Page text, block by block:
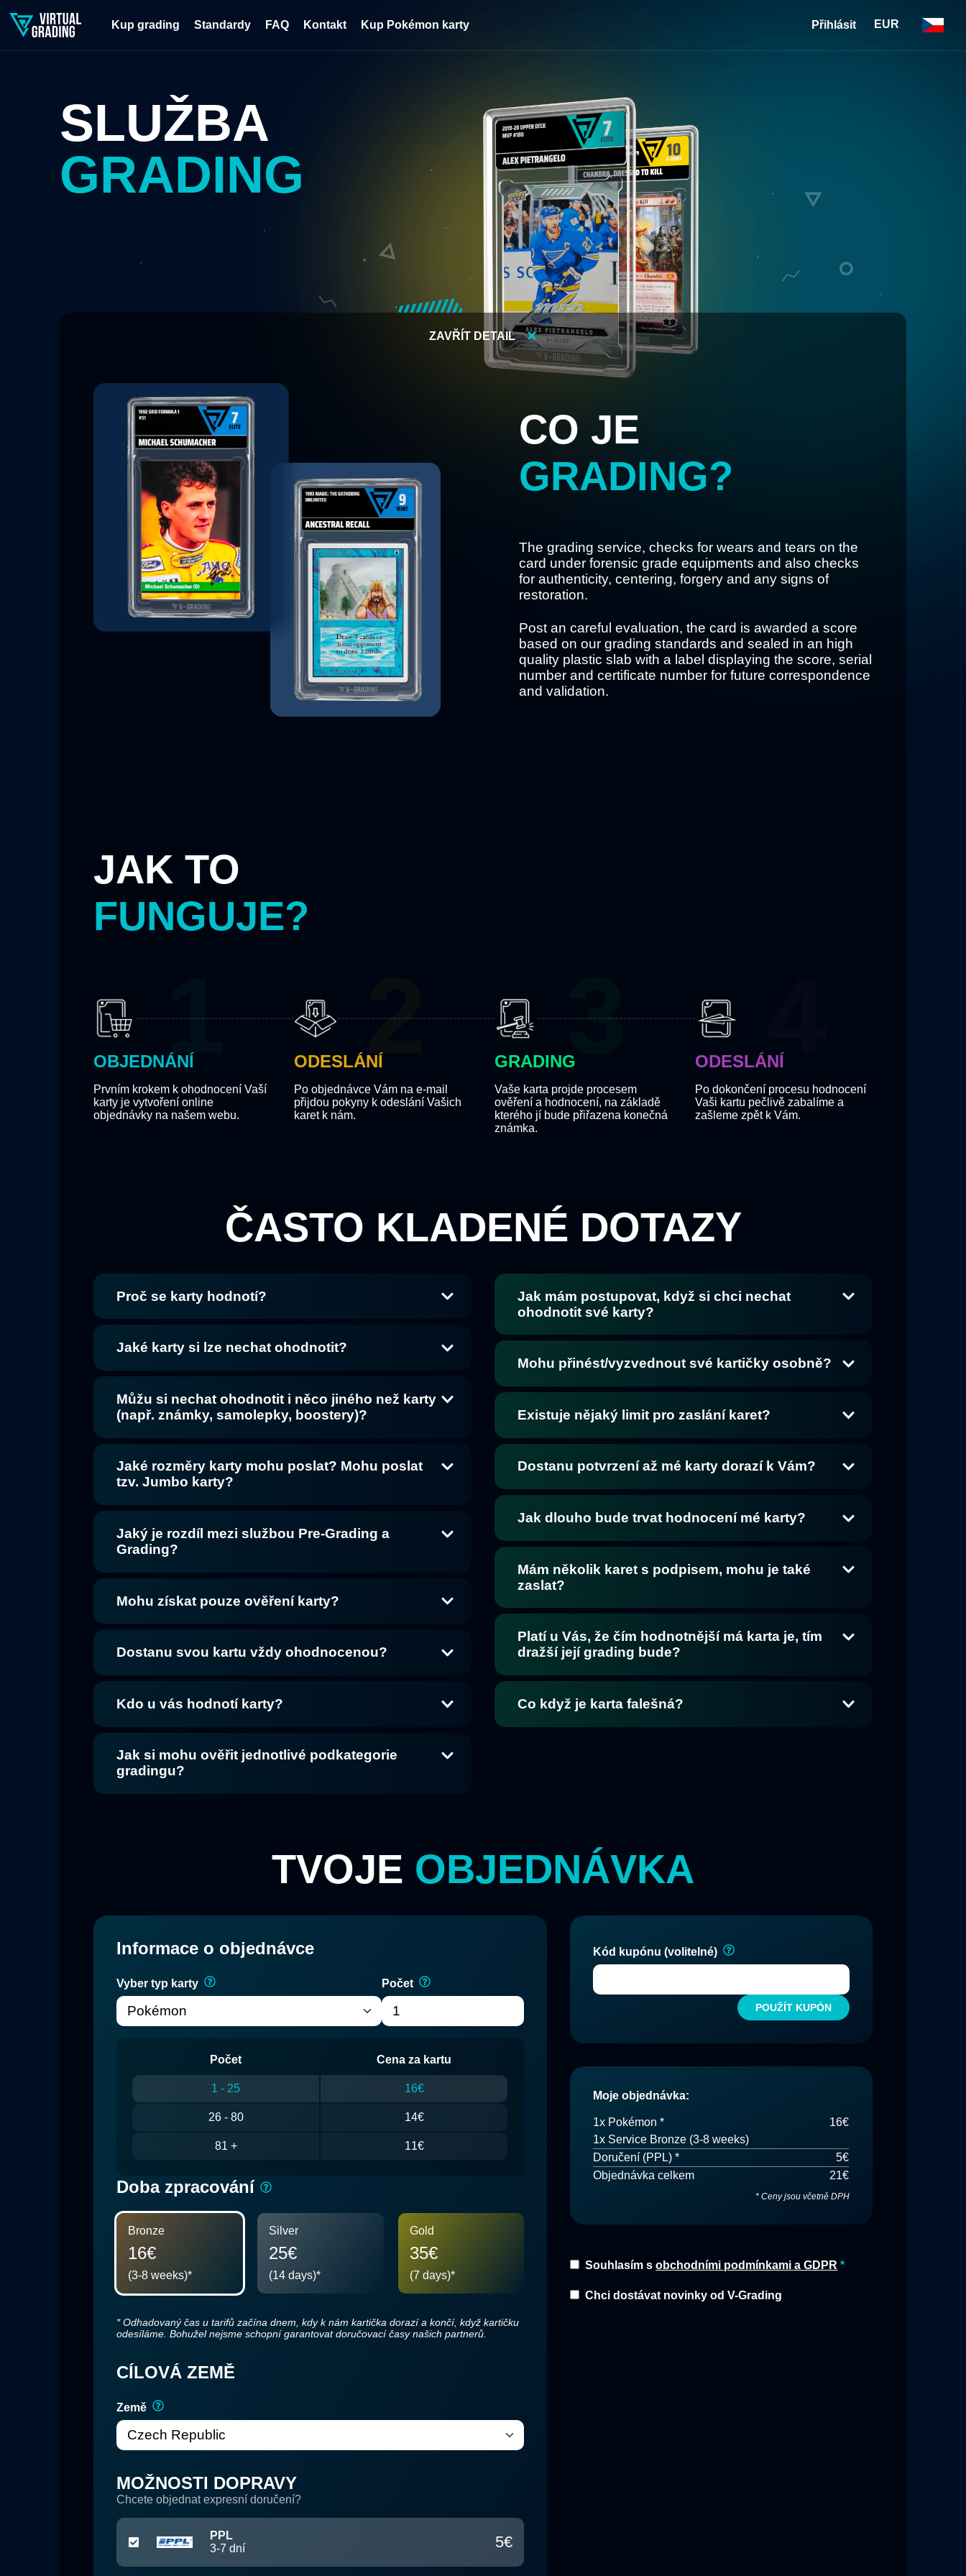
Kup grading Standardy FAQ Kontakt Kup Pokémon karty Přihlásit EUR
SLUŽBA
GRADING
ZAVŘÍT DETAIL
CO JE
GRADING?
The grading service, checks for wears and tears on the
card under forensic grade equipments and also checks
for authenticity, centering, forgery and any signs of
restoration.
Post an careful evaluation, the card is awarded a score
based on our grading standards and sealed in an high
quality plastic slab with a label displaying the score, serial
number and certificate number for future correspondence
and validation.
JAK TO
FUNGUJE?
OBJEDNÁNÍ
Prvním krokem k ohodnocení Vaší
karty je vytvoření online
objednávky na našem webu.
ODESLÁNÍ
Po objednávce Vám na e-mail
přijdou pokyny k odeslání Vašich
karet k nám.
GRADING
Vaše karta projde procesem
ověření a hodnocení, na základě
kterého jí bude přiřazena konečná
známka.
ODESLÁNÍ
Po dokončení procesu hodnocení
Vaši kartu pečlivě zabalíme a
zašleme zpět k Vám.
ČASTO KLADENÉ DOTAZY
Proč se karty hodnotí?
Jaké karty si lze nechat ohodnotit?
Můžu si nechat ohodnotit i něco jiného než karty
(např. známky, samolepky, boostery)?
Jaké rozměry karty mohu poslat? Mohu poslat
tzv. Jumbo karty?
Jaký je rozdíl mezi službou Pre-Grading a
Grading?
Mohu získat pouze ověření karty?
Dostanu svou kartu vždy ohodnocenou?
Kdo u vás hodnotí karty?
Jak si mohu ověřit jednotlivé podkategorie
gradingu?
Jak mám postupovat, když si chci nechat
ohodnotit své karty?
Mohu přinést/vyzvednout své kartičky osobně?
Existuje nějaký limit pro zaslání karet?
Dostanu potvrzení až mé karty dorazí k Vám?
Jak dlouho bude trvat hodnocení mé karty?
Mám několik karet s podpisem, mohu je také
zaslat?
Platí u Vás, že čím hodnotnější má karta je, tím
dražší její grading bude?
Co když je karta falešná?
TVOJE OBJEDNÁVKA
Informace o objednávce
Vyber typ karty Počet
Počet Cena za kartu
1 - 25 16€
26 - 80 14€
81 + 11€
Doba zpracování
Bronze
16€
(3-8 weeks)*
Silver
25€
(14 days)*
Gold
35€
(7 days)*
* Odhadovaný čas u tarifů začína dnem, kdy k nám kartička dorazí a končí, když kartičku
odesíláme. Bohužel nejsme schopní garantovat doručovací časy našich partnerů.
CÍLOVÁ ZEMĚ
Země
MOŽNOSTI DOPRAVY
Chcete objednat expresní doručení?
PPL
3-7 dní 5€
Kód kupónu (volitelné)
POUŽÍT KUPÓN
Moje objednávka:
1x Pokémon *
16€
1x Service Bronze (3-8 weeks)
Doručení (PPL) *
5€
Objednávka celkem
21€
* Ceny jsou včetně DPH
Souhlasím sobchodními podmínkami a GDPR
Chci dostávat novinky od V-Grading